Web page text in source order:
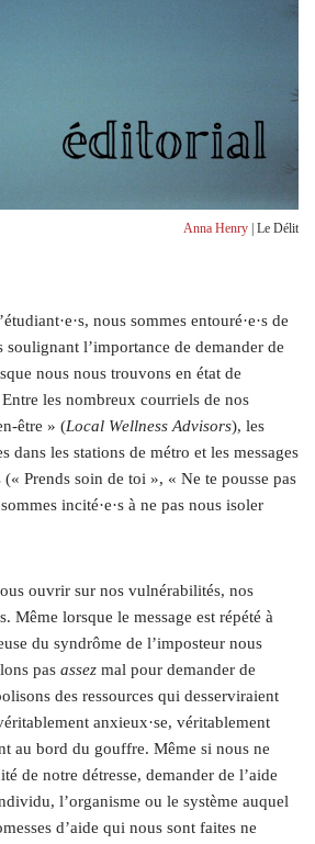
Anna Henry | Le Délit
nous sommes entouré·e·s de
soulignant l’importance de demander de
nous nous trouvons en état de
Entre les nombreux courriels de nos
être » (Local Wellness Advisors), les
dans les stations de métro et les messages
Prends soin de toi », « Ne te pousse pas
incité·e·s à ne pas nous isoler
ouvrir sur nos vulnérabilités, nos
Même lorsque le message est répété à
du syndrôme de l’imposteur nous
pas assez mal pour demander de
des ressources qui desserviraient
anxieux·se, véritablement
au bord du gouffre. Même si nous ne
de notre détresse, demander de l’aide
l’organisme ou le système auquel
d’aide qui nous sont faites ne